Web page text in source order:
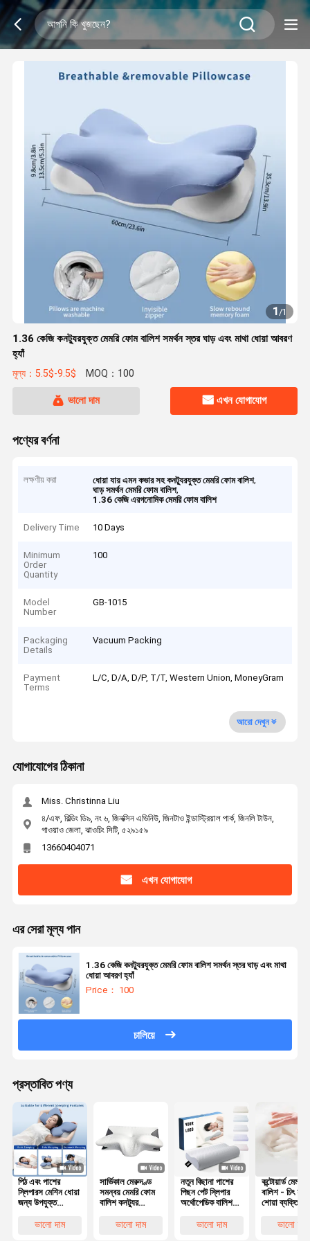
1/1
1.36 কেজি কনট্যুরযুক্ত মেমরি ফোম বালিশ সমর্থন স্তর ঘাড় এবং মাথা ধোয়া আবরণ
হ্যাঁ
মূল্য：5.5$-9.5$ MOQ：100
ভালো দাম এখন যোগাযোগ
পণ্যের বর্ণনা
লক্ষণীয় করা ধোয়া যায় এমন কভার সহ কনট্যুরযুক্ত মেমরি ফোম বালিশ,
ঘাড় সমর্থন মেমরি ফোম বালিশ,
1.36 কেজি এরগনোমিক মেমরি ফোম বালিশ
Delivery Time 10 Days
Minimum
Order
Quantity
100
Model
Number
GB-1015
Packaging
Details
Vacuum Packing
Payment
Terms
L/C, D/A, D/P, T/T, Western Union, MoneyGram
আরো দেখুন
যোগাযোগের ঠিকানা
Miss. Christinna Liu
৪/এফ, বিল্ডিং ডি৯, নং ৬, জিনক্সিন এভিনিউ, জিনটাও ইন্ডাস্ট্রিয়াল পার্ক, জিনলি টাউন,
গাওয়াও জেলা, ঝাওচিং সিটি, ৫২৯১৫৯
13660404071
এখন যোগাযোগ
এর সেরা মূল্য পান
1.36 কেজি কনট্যুরযুক্ত মেমরি ফোম বালিশ সমর্থন স্তর ঘাড় এবং মাথা
ধোয়া আবরণ হ্যাঁ
Price： 100
চালিয়ে
প্রস্তাবিত পণ্য
পিঠ এবং পাশের
স্লিপারস মেশিন ধোয়া
জন্য উপযুক্ত
কনট্যুরযুক্ত মেমরি
ভালো দাম
সার্ভিকাল মেরুদণ্ড
সমন্বয় মেমরি ফোম
বালিশ কনট্যুর
প্রজাপতি আকৃতির
ভালো দাম
নতুন বিছানা পাশের
পিছন পেট স্লিপার
অর্থোপেডিক বালিশ
আর্গোনমিক মেমরি
ভালো দাম
কন্টোয়ার্ড মেমরি
বালিশ - চিৎ হয়ে
শোয়া ব্যক্তিদের
সারিবদ্ধকরণের
ভালো দাম